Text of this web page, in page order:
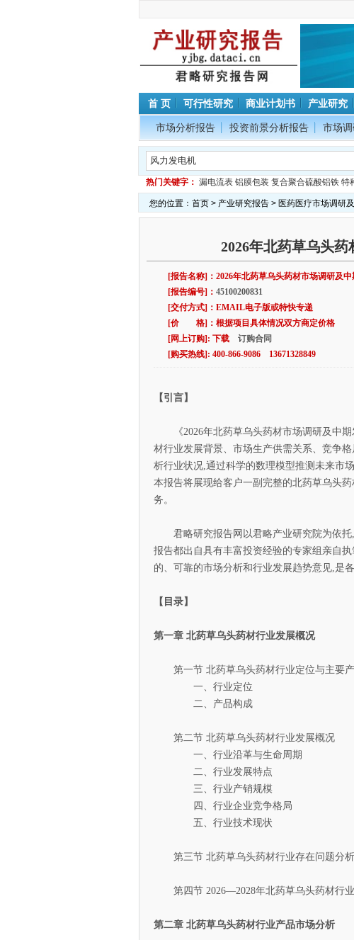
首 页 可行性研究 商业计划书 产业研究
市场分析报告 投资前景分析报告 市场
热门关键字： 漏电流表 铝膜包装 复合聚合硫酸铝铁 特
您的位置： 首页> 产业研究报告> 医药医疗市场调研
2026年北药草乌头
[报告名称]：2026年北药草乌头药材市场调研及
[报告编号]： 45100200831
[交付方式]：EMAIL电子版或特快专递
[价 格]：根据项目具体情况双方商定价格
[网上订购]: 下载 订购合同
[购买热线]: 400-866-9086 13671328849
【引言】
《2026年北药草乌头药材市场调研及中期
材行业发展背景、市场生产供需关系、竞争
析行业状况,通过科学的数理模型推测未来市
本报告将展现给客户一副完整的北药草乌头
务。
君略研究报告网以君略产业研究院为依托,
报告都出自具有丰富投资经验的专家组亲自
的、可靠的市场分析和行业发展趋势意见,是
【目录】
第一章 北药草乌头药材行业发展概况
第一节 北药草乌头药材行业定位与主要
一、行业定位
二、产品构成
第二节 北药草乌头药材行业发展概况
一、行业沿革与生命周期
二、行业发展特点
三、行业产销规模
四、行业企业竞争格局
五、行业技术现状
第三节 北药草乌头药材行业存在问题分析
第四节 2026—2028年北药草乌头药材行业
第二章 北药草乌头药材行业产品市场分析